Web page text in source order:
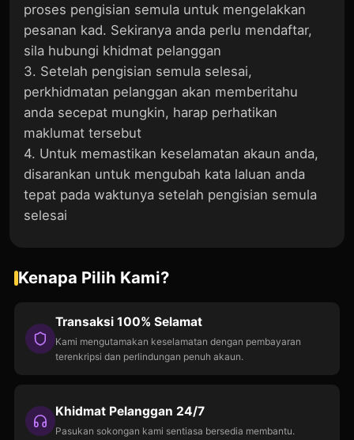
proses pengisian semula untuk mengelakkan
pesanan kad. Sekiranya anda perlu mendaftar,
sila hubungi khidmat pelanggan
3. Setelah pengisian semula selesai,
perkhidmatan pelanggan akan memberitahu
anda secepat mungkin, harap perhatikan
maklumat tersebut
4. Untuk memastikan keselamatan akaun anda,
disarankan untuk mengubah kata laluan anda
tepat pada waktunya setelah pengisian semula
selesai
Kenapa Pilih Kami?
Transaksi 100% Selamat
Kami mengutamakan keselamatan dengan pembayaran
terenkripsi dan perlindungan penuh akaun.
Khidmat Pelanggan 24/7
Pasukan sokongan kami sentiasa bersedia membantu.